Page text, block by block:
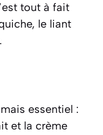
tout à fait
le liant
essentiel :
et la crème